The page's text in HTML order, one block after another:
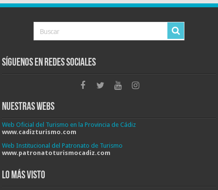
Síguenos en Redes Sociales
Nuestras Webs
Web Oficial del Turismo en la Provincia de Cádiz
www.cadizturismo.com
Web Institucional del Patronato de Turismo
www.patronatoturismocadiz.com
Lo más visto